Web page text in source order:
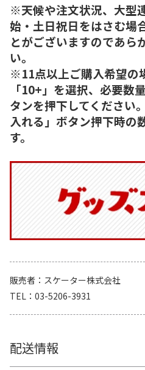
※天候や注文状況、大型
始・土日祝日をはさむ場
とがございますのであら
い。
※11点以上ご購入希望の
「10+」を選択、必要数
タンを押下してください
入れる」ボタン押下時の
す。
販売者
スケーター株式会社
TEL
03-5206-3931
配送情報